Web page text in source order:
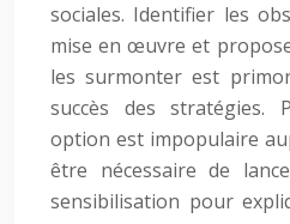
sociales. Identifier les
mise en œuvre et
les surmonter est
succès des stratégies.
option est impopulaire
être nécessaire de
sensibilisation pour